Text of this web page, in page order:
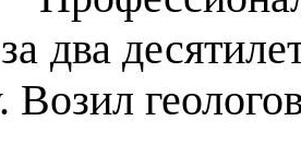
два